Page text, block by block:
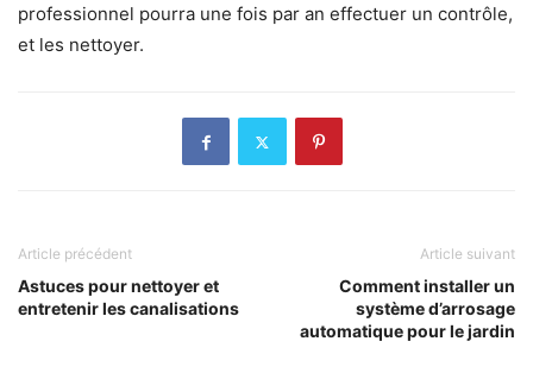
professionnel pourra une fois par an effectuer un contrôle,
et les nettoyer.
Article précédent
Astuces pour nettoyer et
entretenir les canalisations
Article suivant
Comment installer un
système d’arrosage
automatique pour le jardin